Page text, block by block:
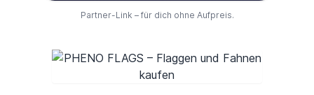
Partner-Link – für dich ohne Aufpreis.